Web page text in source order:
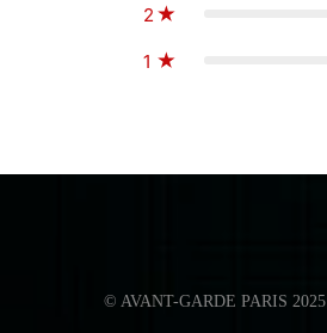
2
1
© AVANT-GARDE PARIS 2025